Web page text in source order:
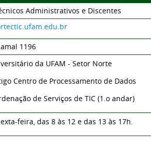
Administrativos e Discentes
1196
da UFAM - Setor Norte
Centro de Processamento de Dados
de Serviços de TIC (1.o andar)
feira, das 8 às 12 e das 13 às 17h.